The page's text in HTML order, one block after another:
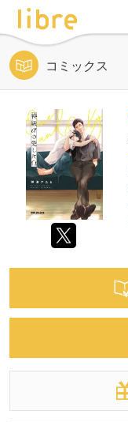
コミックス